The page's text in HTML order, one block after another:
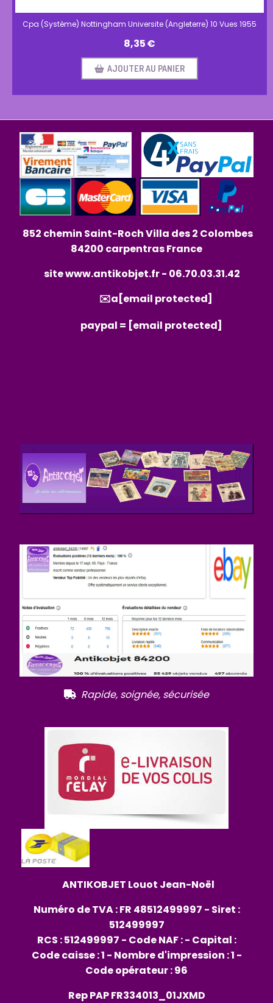
Cpa (Système) Nottingham Universite (Angleterre) 10 Vues 1955
8,35€
AJOUTER AU PANIER
852 chemin Saint-Roch Villa des 2 Colombes
84200 carpentras France
sitewww.antikobjet.fr- 06.70.03.31.42
✉️a [email protected]
paypal = [email protected]
 Rapide, soignée, sécurisée
ANTIKOBJET Louot Jean-Noël
Numéro de TVA : FR 48512499997 - Siret :
512499997
RCS : 512499997 - Code NAF : - Capital :
Code caisse : 1 - Nombre d'impression : 1 -
Code opérateur : 96
Rep PAP FR334013_01JXMD